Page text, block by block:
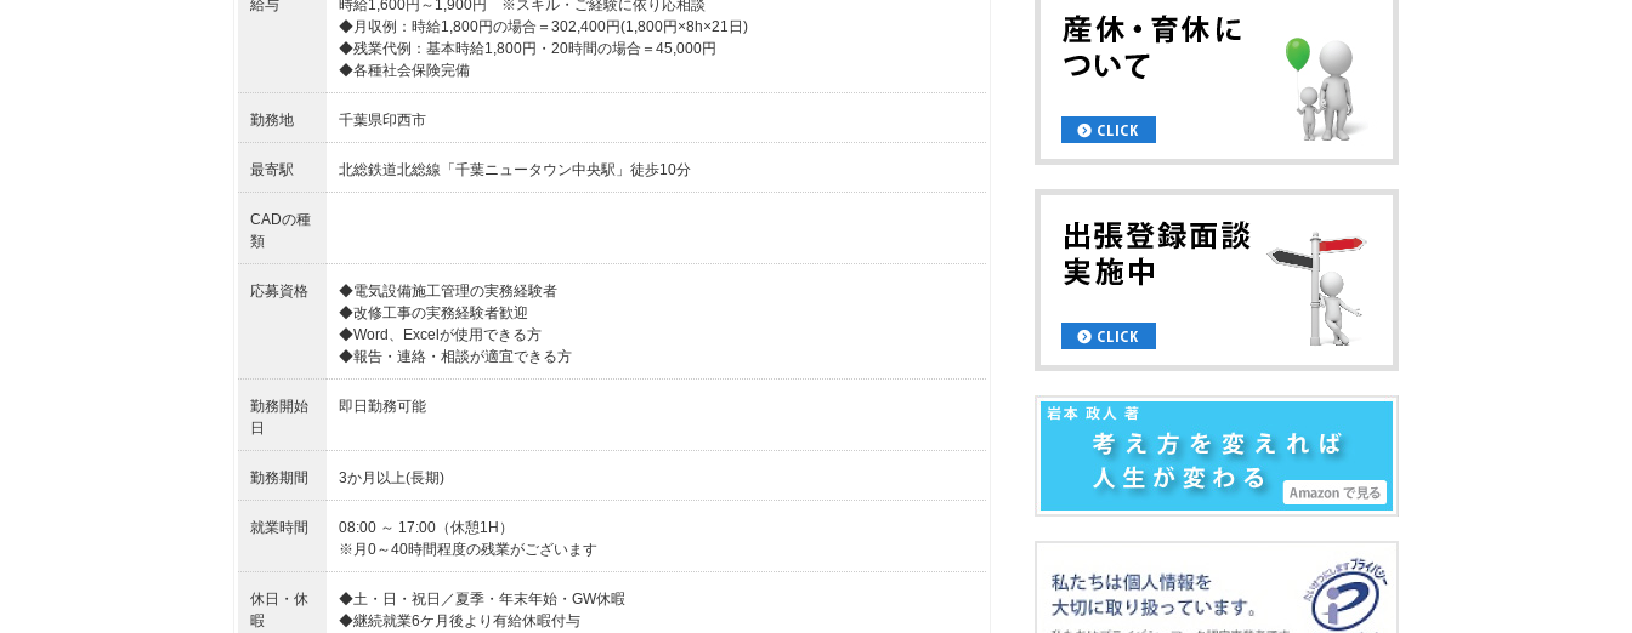
給与
時給1,600円～1,900円 ※スキル・ご経験に依り応相談
◆月収例：時給1,800円の場合＝302,400円(1,800円×8h×21日)
◆残業代例：基本時給1,800円・20時間の場合＝45,000円
◆各種社会保険完備
勤務地 千葉県印西市
最寄駅 北総鉄道北総線「千葉ニュータウン中央駅」徒歩10分
CADの種
類
応募資格
◆電気設備施工管理の実務経験者
◆改修工事の実務経験者歓迎
◆Word、Excelが使用できる方
◆報告・連絡・相談が適宜できる方
勤務開始
日
即日勤務可能
勤務期間 3か月以上(長期)
就業時間
08:00 ～ 17:00（休憩1H）
※月0～40時間程度の残業がございます
休日・休
暇
◆土・日・祝日／夏季・年末年始・GW休暇
◆継続就業6ケ月後より有給休暇付与